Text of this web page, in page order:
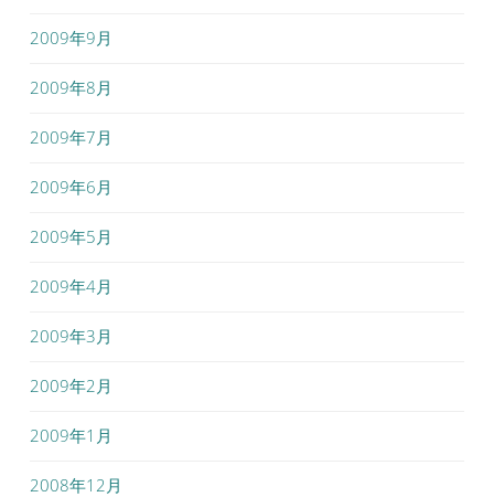
2009年9月
2009年8月
2009年7月
2009年6月
2009年5月
2009年4月
2009年3月
2009年2月
2009年1月
2008年12月